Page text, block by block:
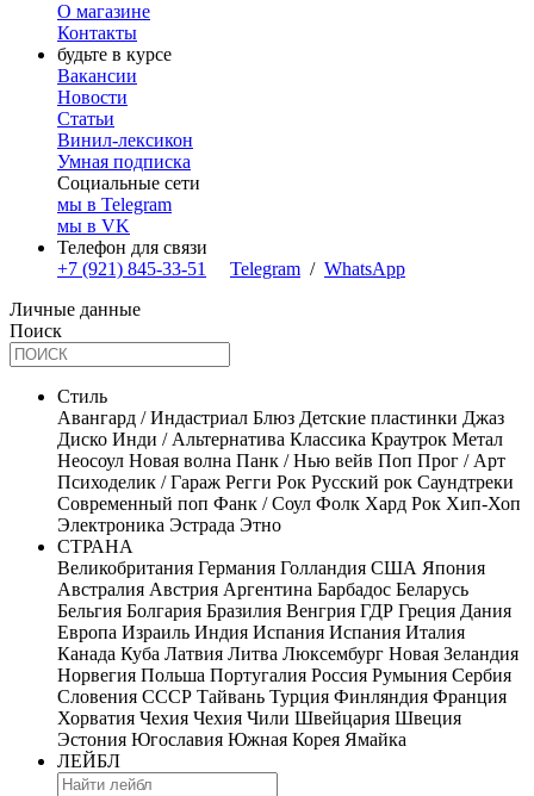
О магазине
Контакты
будьте в курсе
Вакансии
Новости
Статьи
Винил-лексикон
Умная подписка
Социальные сети
мы в Telegram
мы в VK
Телефон для связи
+7 (921) 845-33-51
Telegram / WhatsApp
Личные данные
Поиск
Стиль
Авангард / Индастриал Блюз Детские пластинки Джаз
Диско Инди / Альтернатива Классика Краутрок Метал
Неосоул Новая волна Панк / Нью вейв Поп Прог / Арт
Психоделик / Гараж Регги Рок Русский рок Саундтреки
Современный поп Фанк / Соул Фолк Хард Рок Хип-Хоп
Электроника Эстрада Этно
СТРАНА
Великобритания Германия Голландия США Япония
Австралия Австрия Аргентина Барбадос Беларусь
Бельгия Болгария Бразилия Венгрия ГДР Греция Дания
Европа Израиль Индия Испания Испания Италия
Канада Куба Латвия Литва Люксембург Новая Зеландия
Норвегия Польша Португалия Россия Румыния Сербия
Словения СССР Тайвань Турция Финляндия Франция
Хорватия Чехия Чехия Чили Швейцария Швеция
Эстония Югославия Южная Корея Ямайка
ЛЕЙБЛ